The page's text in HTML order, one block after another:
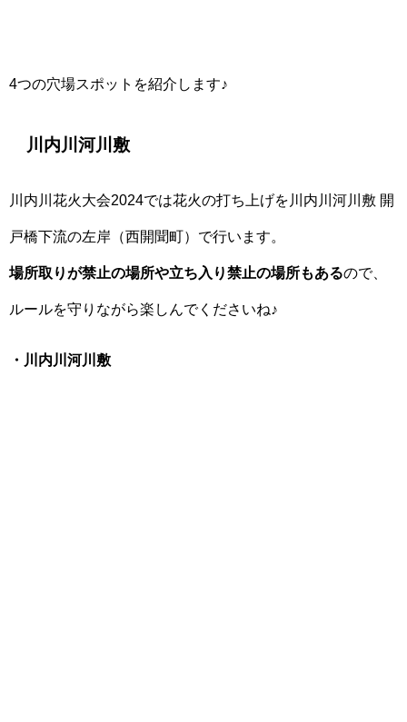
4つの穴場スポットを紹介します♪
川内川河川敷
川内川花火大会2024では花火の打ち上げを川内川河川敷 開
戸橋下流の左岸（西開聞町）で行います。
場所取りが禁止の場所や立ち入り禁止の場所もあるので、
ルールを守りながら楽しんでくださいね♪
・川内川河川敷